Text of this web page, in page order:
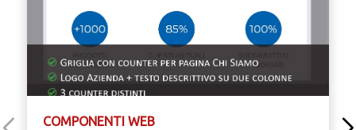
COMPONENTI WEB